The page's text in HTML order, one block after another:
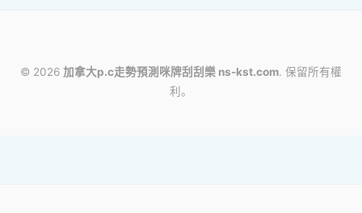
© 2026 加拿大p.c走勢預測咪牌刮刮樂 ns-kst.com. 保留所有權
利。